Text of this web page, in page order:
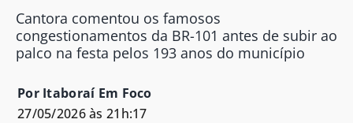
Cantora comentou os famosos
congestionamentos da BR-101 antes de subir ao
palco na festa pelos 193 anos do município
Por Itaboraí Em Foco
27/05/2026 às 21h:17